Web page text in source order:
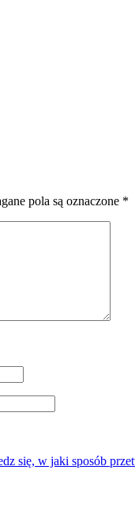
pola są oznaczone *
się, w jaki sposób